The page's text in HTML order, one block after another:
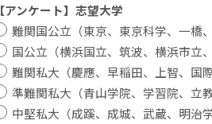
【アンケート】志望大学
難関国公立（東京、東京科学、一橋、
国公立（横浜国立、筑波、横浜市立
難関私大（慶應、早稲田、上智、国
準難関私大（青山学院、学習院、立
中堅私大（成蹊、成城、武蔵、明治